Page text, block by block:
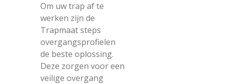
Om uw trap af te
werken zijn de
Trapmaat steps
overgangsprofielen
de beste oplossing.
Deze zorgen voor een
veilige overgang